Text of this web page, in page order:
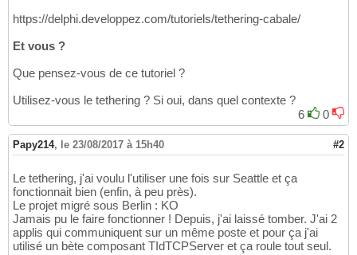
https://delphi.developpez.com/tutoriels/tethering-cabale/
Et vous ?
Que pensez-vous de ce tutoriel ?
Utilisez-vous le tethering ? Si oui, dans quel contexte ?
6
0
Papy214, le 23/08/2017 à 15h40 #2
Le tethering, j'ai voulu l'utiliser une fois sur Seattle et ça
fonctionnait bien (enfin, à peu près).
Le projet migré sous Berlin : KO
Jamais pu le faire fonctionner ! Depuis, j'ai laissé tomber. J'ai 2
applis qui communiquent sur un même poste et pour ça j'ai
utilisé un bète composant TIdTCPServer et ça roule tout seul.